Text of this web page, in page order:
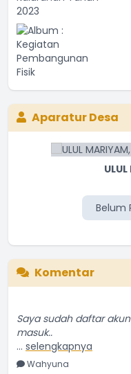
Aparatur Desa
Belum
Komentar
masuk..
...selengkapnya
Wahyuna